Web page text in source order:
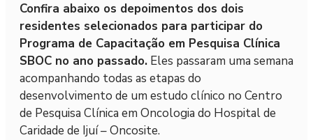
Confira abaixo os depoimentos dos dois
residentes selecionados para participar do
Programa de Capacitação em Pesquisa Clínica
SBOC no ano passado. Eles passaram uma semana
acompanhando todas as etapas do
desenvolvimento de um estudo clínico no Centro
de Pesquisa Clínica em Oncologia do Hospital de
Caridade de Ijuí – Oncosite.